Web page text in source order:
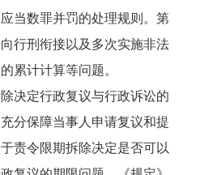
当数罪并罚的处理规则。第
行刑衔接以及多次实施非法
累计计算等问题。
定行政复议与行政诉讼的
分保障当事人申请复议和提
责令限期拆除决定是否可以